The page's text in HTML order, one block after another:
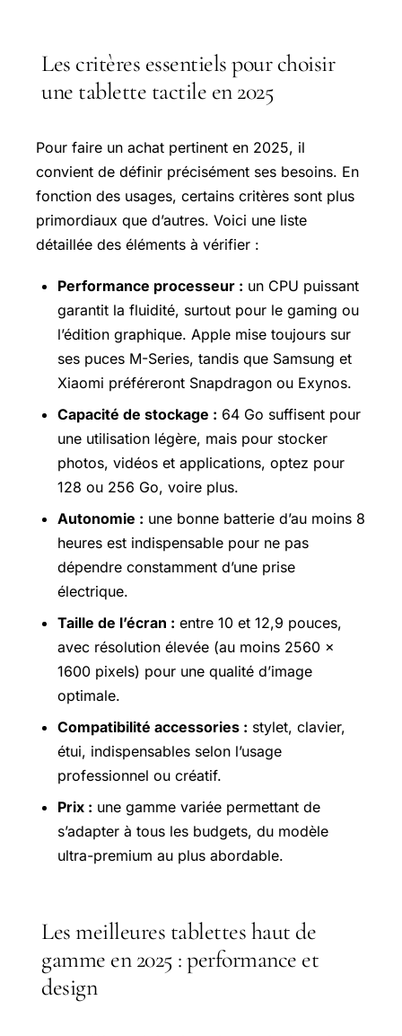
Les critères essentiels pour choisir
une tablette tactile en 2025
Pour faire un achat pertinent en 2025, il
convient de définir précisément ses besoins. En
fonction des usages, certains critères sont plus
primordiaux que d’autres. Voici une liste
détaillée des éléments à vérifier :
Performance processeur : un CPU puissant
garantit la fluidité, surtout pour le gaming ou
l’édition graphique. Apple mise toujours sur
ses puces M-Series, tandis que Samsung et
Xiaomi préféreront Snapdragon ou Exynos.
Capacité de stockage : 64 Go suffisent pour
une utilisation légère, mais pour stocker
photos, vidéos et applications, optez pour
128 ou 256 Go, voire plus.
Autonomie : une bonne batterie d’au moins 8
heures est indispensable pour ne pas
dépendre constamment d’une prise
électrique.
Taille de l’écran : entre 10 et 12,9 pouces,
avec résolution élevée (au moins 2560 x
1600 pixels) pour une qualité d’image
optimale.
Compatibilité accessories : stylet, clavier,
étui, indispensables selon l’usage
professionnel ou créatif.
Prix : une gamme variée permettant de
s’adapter à tous les budgets, du modèle
ultra-premium au plus abordable.
Les meilleures tablettes haut de
gamme en 2025 : performance et
design